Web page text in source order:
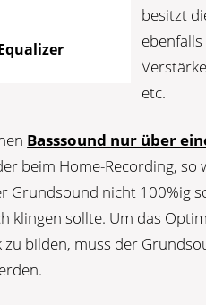
besitzt
etc.
Basssound nur über
beim Home-Recording,
Grundsound nicht 100%ig
klingen sollte. Um das
bilden, muss der